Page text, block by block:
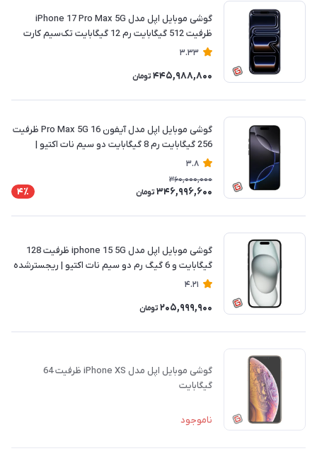
گوشی موبایل اپل مدل iPhone 17 Pro Max 5G
ظرفیت 512 گیگابایت رم 12 گیگابایت تک‌سیم کارت
فیزیکی نات اکتیو | ریجسترشده
3.33
445,988,800 تومان
گوشی موبایل اپل مدل آیفون 16 Pro Max 5G ظرفیت
256 گیگابایت رم 8 گیگابایت دو سیم نات اکتیو |
ریجسترشده
3.8
360,000,000
346,996,600 تومان 4٪
گوشی موبایل اپل مدل iphone 15 5G ظرفیت 128
گیگابایت و 6 گیگ رم دو سیم نات اکتیو | ریجسترشده
4.21
205,999,900 تومان
گوشی موبایل اپل مدل iPhone XS ظرفیت 64
گیگابایت
ناموجود